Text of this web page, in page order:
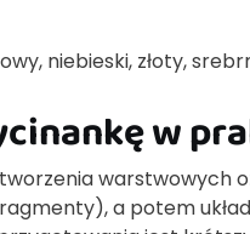
niebieski, złoty,
w
warstwowych
a potem